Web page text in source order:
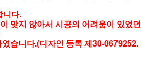
니다.
맞지 않아서 시공의 어려움이 있었던
습니다.(디자인 등록 제30-0679252.